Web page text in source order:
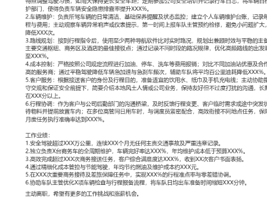
XXX集团是本地一家提供综合出行服务的中型企业，团队规模约
管通勤、商务接待、客户拜访及短途差旅保障，服务超过XXX家长
家金融机构及科技公司建立了稳定的用车合作关系。
商务司机汇报对象：部门总监
工作概述：
1.安全驾驶：为保障零事故目标，严格执行出车前及收车后车辆检查
动、轮胎及灯光系统；根据天气与路况特点调整驾驶习惯，如雨天
负责车辆安全隐患排查率提升XXX%。
2.车辆维护：负责所驾车辆的日常清洁、基础保养提醒及状态监控
账，记录每次加油、保养及维修的里程与费用；主动观察车辆异常
时间上报车队主管预约检修，避免小问题扩大，单车年均非计划维